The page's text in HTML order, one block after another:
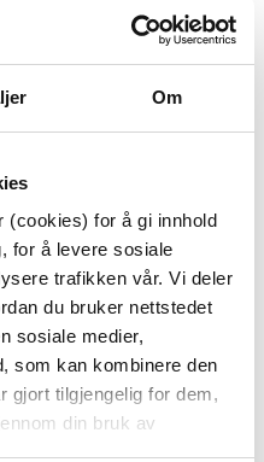
Om
(cookies) for å gi innhold
for å levere sosiale
trafikken vår. Vi deler
du bruker nettstedet
sosiale medier,
som kan kombinere den
gjort tilgjengelig for dem,
din bruk av
BILDE BRIDLE
100X80CM
1.249,50
Før 2.499,00